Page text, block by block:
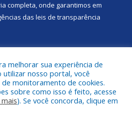
completa, onde garantimos em
das leis de transparência
a Câmara Municipal de Portel.
melhorar sua experiência de
utilizar nosso portal, você
monitoramento de cookies.
sobre como isso é feito, acesse
). Se você concorda, clique em